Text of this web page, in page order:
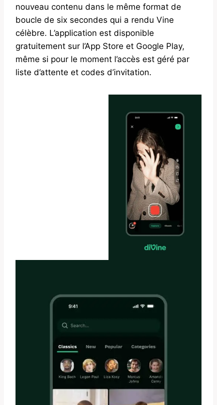
nouveau contenu dans le même format de
boucle de six secondes qui a rendu Vine
célèbre. L’application est disponible
gratuitement sur l’App Store et Google Play,
même si pour le moment l’accès est géré par
liste d’attente et codes d’invitation.